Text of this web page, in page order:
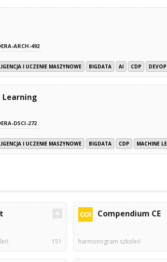
ARCH-492
I UCZENIE MASZYNOWE BIGDATA AI CDP
Learning
DSCI-272
I UCZENIE MASZYNOWE BIGDATA CDP MACHINE
151
Compendium CE
harmonogram szkoleń